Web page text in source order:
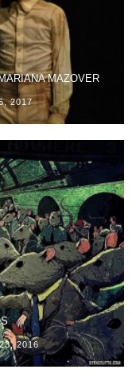
MAZOVER
2017
2016